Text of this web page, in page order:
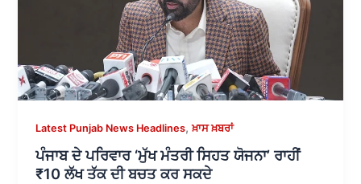
Latest Punjab News Headlines,ਖ਼ਾਸ ਖ਼ਬਰਾਂ
ਪੰਜਾਬ ਦੇ ਪਰਿਵਾਰ ‘ਮੁੱਖ ਮੰਤਰੀ ਸਿਹਤ ਯੋਜਨਾ’ ਰਾਹੀਂ
₹10 ਲੱਖ ਤੱਕ ਦੀ ਬਚਤ ਕਰ ਸਕਦੇ